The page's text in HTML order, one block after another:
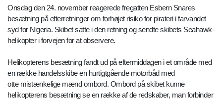
Onsdag den 24. november reagerede fregatten Esbern Snares
besætning på efterretninger om forhøjet risiko for pirateri i farvandet
syd for Nigeria. Skibet satte i den retning og sendte skibets Seahawk-
helikopter i forvejen for at observere.
Helikopterens besætning fandt ud på eftermiddagen i et område med
en række handelsskibe en hurtigtgående motorbåd med
otte mistænkelige mænd ombord. Ombord på skibet kunne
helikopterens besætning se en række af de redskaber, man forbinder